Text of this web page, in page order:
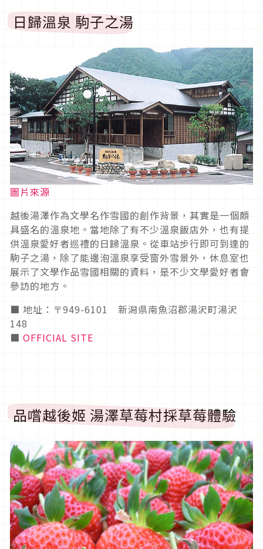
日歸溫泉 駒子之湯
圖片來源
越後湯澤作為文學名作雪國的創作背景，其實是一個頗
具盛名的溫泉地。當地除了有不少溫泉飯店外，也有提
供溫泉愛好者巡禮的日歸溫泉。從車站步行即可到達的
駒子之湯，除了能邊泡溫泉享受窗外雪景外，休息室也
展示了文學作品雪國相關的資料，是不少文學愛好者會
參訪的地方。
■ 地址：〒949-6101 新潟県南魚沼郡湯沢町湯沢
148
■ OFFICIAL SITE
品嚐越後姬 湯澤草莓村採草莓體驗